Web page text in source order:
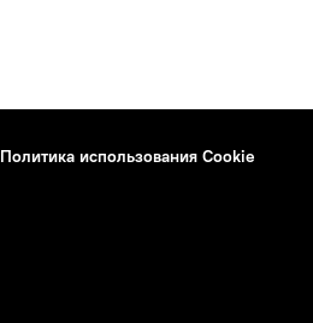
Политика использования Cookie